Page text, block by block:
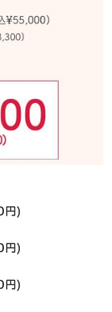
円)
円)
円)